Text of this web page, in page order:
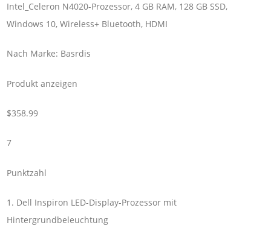
Intel_Celeron N4020-Prozessor, 4 GB RAM, 128 GB SSD,
Windows 10, Wireless+ Bluetooth, HDMI
Nach Marke: Basrdis
Produkt anzeigen
$358.99
7
Punktzahl
1. Dell Inspiron LED-Display-Prozessor mit
Hintergrundbeleuchtung